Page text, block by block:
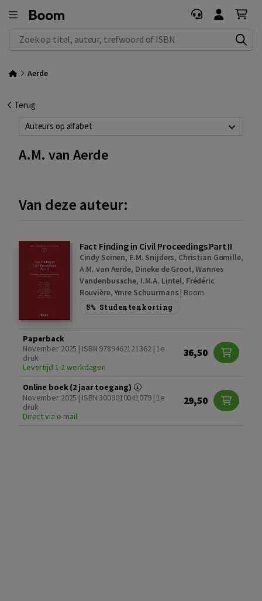
Zoek op titel, auteur, trefwoord of ISBN
Aerde
Terug
Auteurs op alfabet
A.M. van Aerde
Van deze auteur:
Fact Finding in Civil Proceedings Part II
Cindy Seinen, E.M. Snijders, Christian Gomille,
A.M. van Aerde, Dineke de Groot,Wannes
Vandenbussche, I.M.A. Lintel, Frédéric
Rouvière,Ymre Schuurmans | Boom
5% Studentenkorting
Paperback
November 2025 | ISBN 9789462121362 | 1e
druk
Levertijd 1-2 werkdagen
36,50
Online boek (2 jaar toegang)
November 2025 | ISBN 3009010041079 | 1e
druk
Direct via e-mail
29,50